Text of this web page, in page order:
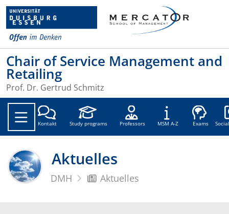
Chair of Service Management and
Retailing
Prof. Dr. Gertrud Schmitz
Kontakt Study programs Professors MSM A-Z Exams
Aktuelles
DMH Aktuelles